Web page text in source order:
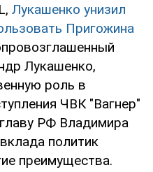
Лукашенко унизил
Пригожина
Лукашенко,
роль в
ЧВК "Вагнер"
РФ Владимира
политик
преимущества.